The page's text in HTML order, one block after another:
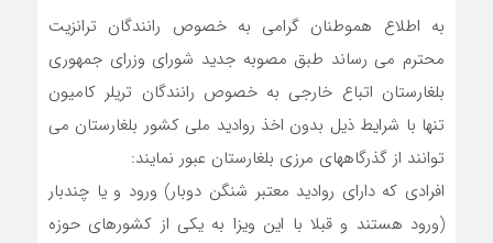
به اطلاع هموطنان گرامی به خصوص رانندگان ترانزیت
محترم می رساند طبق مصوبه جدید شورای وزرای جمهوری
بلغارستان اتباع خارجی به خصوص رانندگان تریلر کامیون
تنها با شرایط ذیل بدون اخذ روادید ملی کشور بلغارستان می
توانند از گذرگاههای مرزی بلغارستان عبور نمایند:
افرادی که دارای روادید معتبر شنگن دوبار) ورود و یا چندبار
(ورود هستند و قبلا با این ویزا به یکی از کشورهای حوزه